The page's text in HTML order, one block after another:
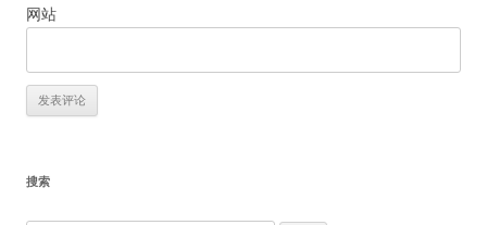
网站
搜索